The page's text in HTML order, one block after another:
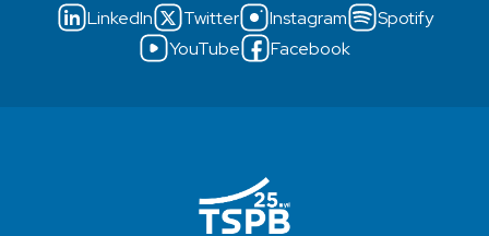
LinkedIn Twitter Instagram
Spotify
YouTube
Facebook